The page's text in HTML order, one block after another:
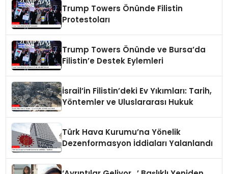
Trump Towers Önünde Filistin
Protestoları
Trump Towers Önünde ve Bursa’da
Filistin’e Destek Eylemleri
İsrail’in Filistin’deki Ev Yıkımları: Tarih,
Yöntemler ve Uluslararası Hukuk
Türk Hava Kurumu’na Yönelik
Dezenformasyon İddiaları Yalanlandı